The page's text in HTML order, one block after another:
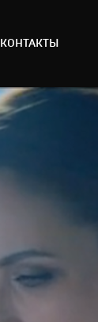
КОНТАКТЫ